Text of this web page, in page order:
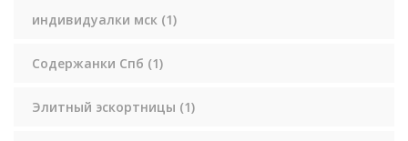
индивидуалки мск (1)
Содержанки Спб (1)
Элитный эскортницы (1)